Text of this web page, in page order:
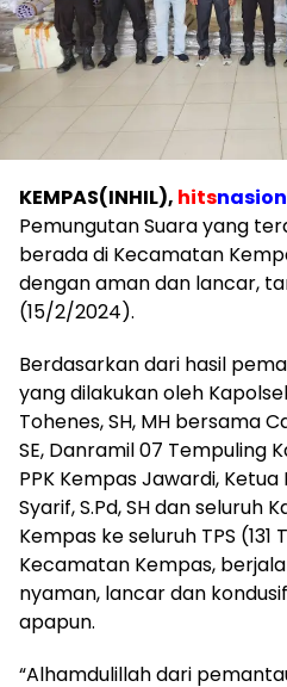
KEMPAS(INHIL), hits
Pemungutan Suara yang
berada di Kecamatan
dengan aman dan lancar,
(15/2/2024).
Berdasarkan dari hasil
yang dilakukan oleh
Tohenes, SH, MH bersama
SE, Danramil 07 Tempuling
PPK Kempas Jawardi,
Syarif, S.Pd, SH dan seluruh
Kempas ke seluruh TPS
Kecamatan Kempas,
nyaman, lancar dan
apapun.
“Alhamdulillah dari